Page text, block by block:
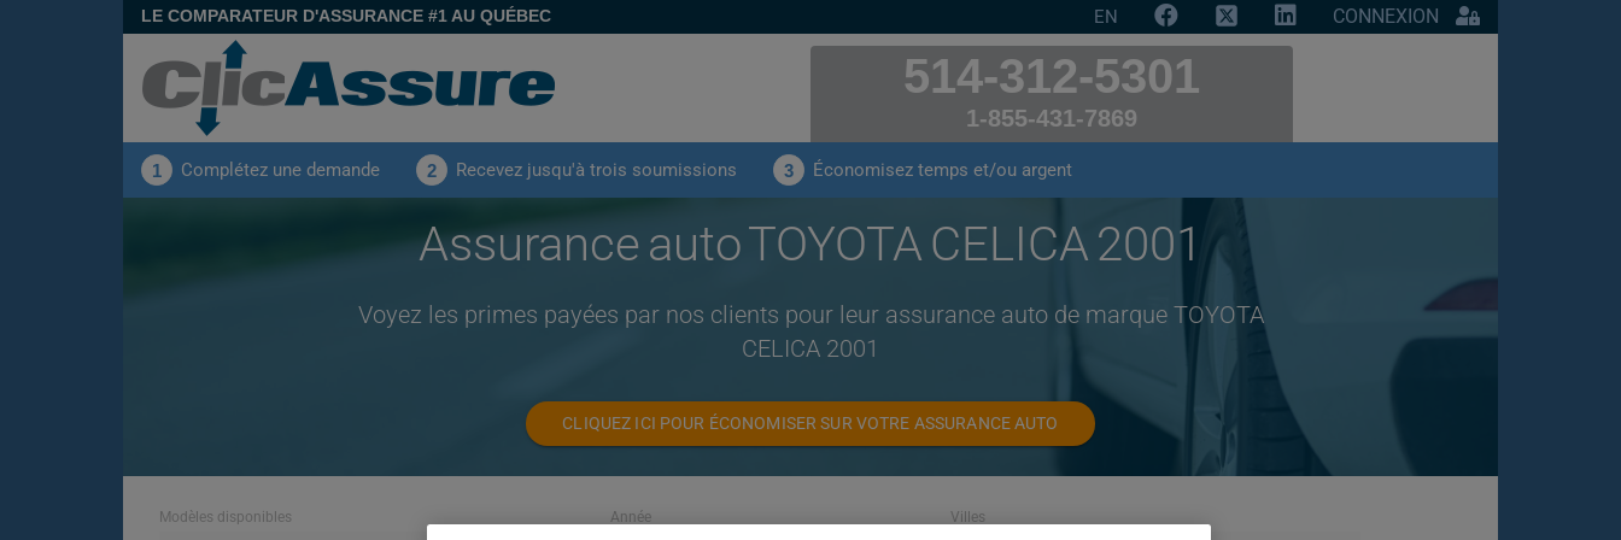
LE COMPARATEUR D'ASSURANCE #1 AU QUÉBEC EN CONNEXION
514-312-5301
1-855-431-7869
1 Complétez une demande 2 Recevez jusqu'à trois soumissions 3 Économisez temps et/ou argent
Assurance auto TOYOTA CELICA 2001
Voyez les primes payées par nos clients pour leur assurance auto de marque TOYOTA
CELICA 2001
CLIQUEZ ICI POUR ÉCONOMISER SUR VOTRE ASSURANCE AUTO
Modèles disponibles Année Villes